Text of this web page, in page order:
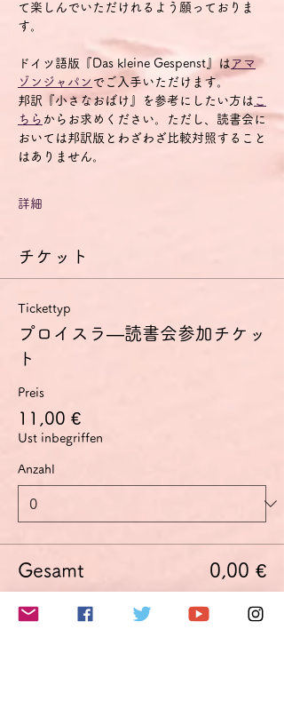
て楽しんでいただけれるよう願っておりま
す。
ドイツ語版『Das kleine Gespenst』は アマ
ゾンジャパン でご入手いただけます。
邦訳『小さなおばけ』を参考にしたい方は こ
ちら からお求めください。ただし、読書会に
おいては邦訳版とわざわざ比較対照すること
はありません。
詳細
チケット
Tickettyp
プロイスラ―読書会参加チケッ
ト
Preis
11,00 €
Ust inbegriffen
Anzahl
Gesamt 0,00 €
Zur Kasse